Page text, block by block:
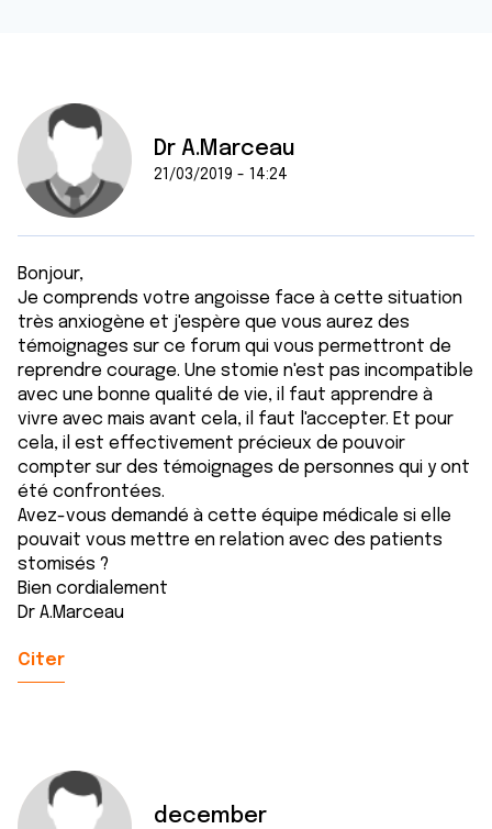
Dr A.Marceau
21/03/2019 - 14:24
Bonjour,
Je comprends votre angoisse face à cette situation
très anxiogène et j'espère que vous aurez des
témoignages sur ce forum qui vous permettront de
reprendre courage. Une stomie n'est pas incompatible
avec une bonne qualité de vie, il faut apprendre à
vivre avec mais avant cela, il faut l'accepter. Et pour
cela, il est effectivement précieux de pouvoir
compter sur des témoignages de personnes qui y ont
été confrontées.
Avez-vous demandé à cette équipe médicale si elle
pouvait vous mettre en relation avec des patients
stomisés ?
Bien cordialement
Dr A.Marceau
Citer
december